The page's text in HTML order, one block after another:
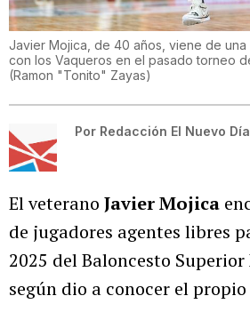
Javier Mojica, de 40 años, viene de una
con los Vaqueros en el pasado torneo
(Ramon "Tonito" Zayas)
Por Redacción El Nuevo Día
El veterano Javier Mojica
de jugadores agentes libres
2025 del Baloncesto Superior
según dio a conocer el